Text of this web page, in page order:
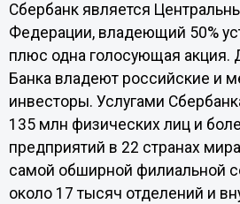
Сбербанк является
Федерации, владеющий 50%
плюс одна голосующая акция.
Банка владеют российские и
инвесторы. Услугами
135 млн физических лиц и
предприятий в 22 странах
самой обширной филиальной
около 17 тысяч отделений и